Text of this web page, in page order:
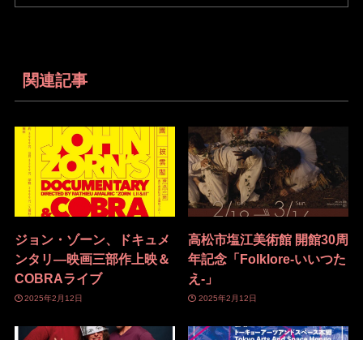
関連記事
ジョン・ゾーン、ドキュメ
ンタリ―映画三部作上映＆
COBRAライブ
2025年2月12日
高松市塩江美術館 開館30周
年記念「Folklore-いいつた
え-」
2025年2月12日